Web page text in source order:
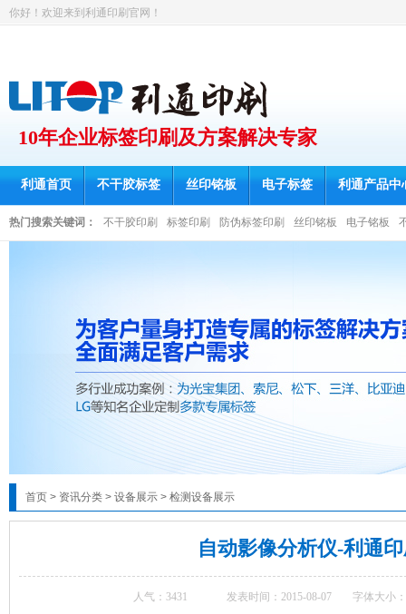
你好！欢迎来到利通印刷官网！
10年企业标签印刷及方案解决专家
利通首页 不干胶标签 丝印铭板 电子标签 利通产品中
热门搜索关键词： 不干胶印刷 标签印刷 防伪标签印刷 丝印铭板 电子铭板
首页 > 资讯分类 > 设备展示 > 检测设备展示
自动影像分析仪-利通
人气： 3431 发表时间：2015-08-07 字体大小